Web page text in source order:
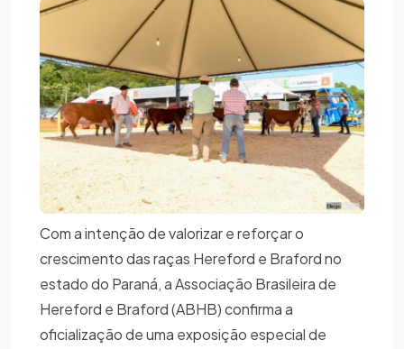
Com a intenção de valorizar e reforçar o
crescimento das raças Hereford e Braford no
estado do Paraná, a Associação Brasileira de
Hereford e Braford (ABHB) confirma a
oficialização de uma exposição especial de